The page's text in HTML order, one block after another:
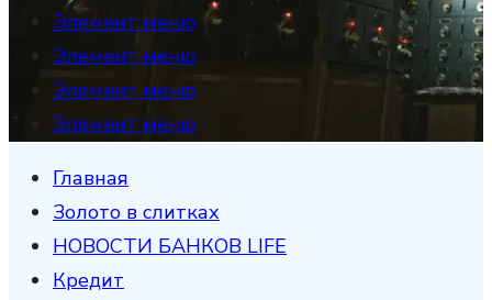
Элемент меню
Элемент меню
Элемент меню
Элемент меню
Главная
Золото в слитках
НОВОСТИ БАНКОВ LIFE
Кредит